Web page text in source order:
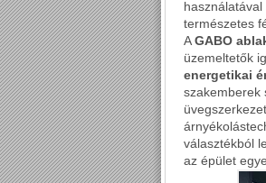
természetes
AGABO
üzemeltetők
energetikai
szakemberek
választékból
az épület